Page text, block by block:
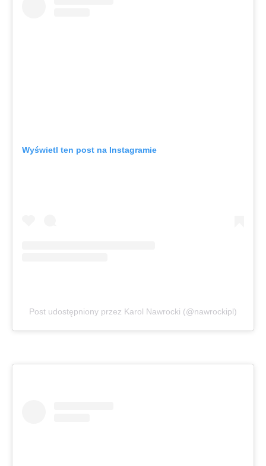
Wyświetl ten post na Instagramie
Post udostępniony przez Karol Nawrocki (@nawrockipl)